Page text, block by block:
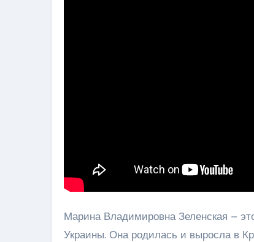
Марина Владимировна Зеленская –
Украины. Она родилась и выросла в